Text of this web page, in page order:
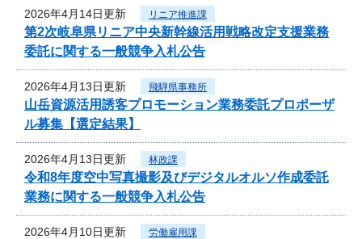
2026年4月14日更新 リニア推進課
第2次岐阜県リニア中央新幹線活用戦略改定支援業務
委託に関する一般競争入札公告
2026年4月13日更新 飛騨県事務所
山岳資源活用誘客プロモーション業務委託プロポーザ
ル募集【選定結果】
2026年4月13日更新 林政課
令和8年度空中写真撮影及びデジタルオルソ作成委託
業務に関する一般競争入札公告
2026年4月10日更新 労働雇用課